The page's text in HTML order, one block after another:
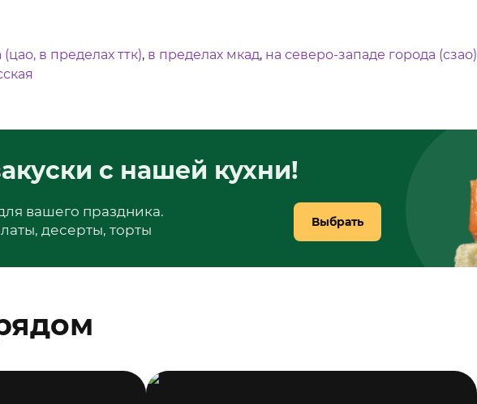
в пределах ттк), в пределах мкад, на северо-западе города (сзао)
с нашей кухни!
вашего праздника.
десерты, торты
Выбрать